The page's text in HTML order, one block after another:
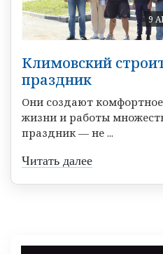
9
Климовский
праздник
Они создают
жизни и работы
праздник — не ...
Читать далее